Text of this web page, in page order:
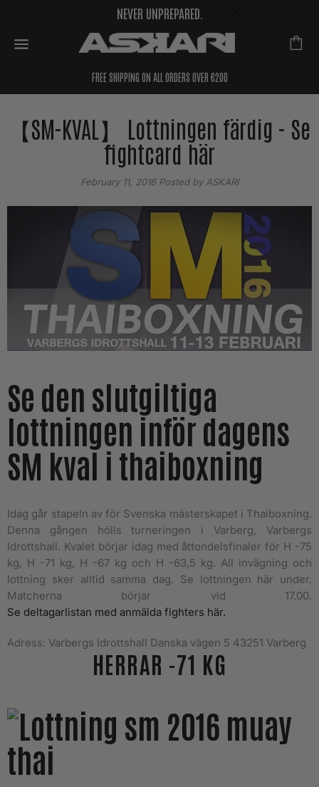
NEVER UNPREPARED.
FREE SHIPPING ON ALL ORDERS OVER €200
【SM-KVAL】 Lottningen färdig - Se
fightcard här
February 11, 2016Posted by ASKARI
Se den slutgiltiga
lottningen inför dagens
SM kval i thaiboxning
Idag går stapeln av för Svenska mästerskapet i Thaiboxning.
Denna gången hölls turneringen i Varberg, Varbergs
Idrottshall. Kvalet börjar idag med åttondelsfinaler för H -75
kg, H -71 kg, H -67 kg och H -63,5 kg. All invägning och
lottning sker alltid samma dag. Se lottningen här under.
Matcherna börjar vid 17.00.
Se deltagarlistan med anmälda fighters här.
Adress: Varbergs Idrottshall Danska vägen 5 43251 Varberg
HERRAR -71 KG